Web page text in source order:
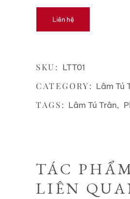
Liên hệ
SKU: LTT01
CATEGORY: Lâm Tú
TAGS: Lâm Tú Trân,
TÁC
LIÊN